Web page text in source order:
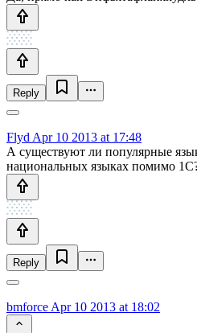
Reply
Flyd Apr 10 2013 at 17:48
А существуют ли популярные
национальных языках помимо
Reply
bmforce Apr 10 2013 at 18:02